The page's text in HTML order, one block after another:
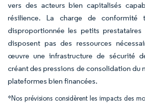
vers des acteurs bien capitalisés
résilience. La charge de conformité
disproportionnée les petits
disposent pas des ressources
œuvre une infrastructure de sécurité
créant des pressions de consolidation du
plateformes bien financées.
*Nos prévisions considèrent les impacts des